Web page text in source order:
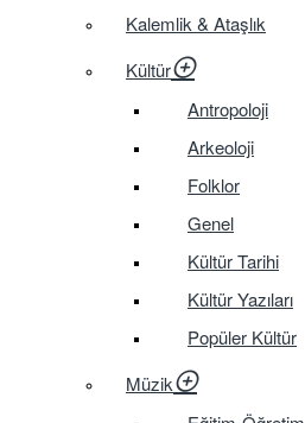
Kalemlik & Ataşlık
Kültür
Antropoloji
Arkeoloji
Folklor
Genel
Kültür Tarihi
Kültür Yazıları
Popüler Kültür
Müzik